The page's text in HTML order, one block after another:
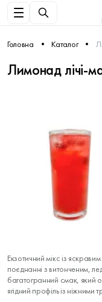
Головна Каталог
Лимонад лічі-
Екзотичний мікс із
поєднанні з витонченим,
багатогранний смак, який
ягідний профіль із ніжними